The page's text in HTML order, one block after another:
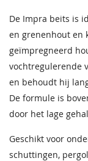
De Impra beits is
en grenenhout en
geïmpregneerd
vochtregulerende
en behoudt hij
De formule is
door het lage
Geschikt voor
schuttingen,